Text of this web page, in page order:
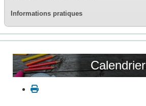
Informations pratiques
Calendrier